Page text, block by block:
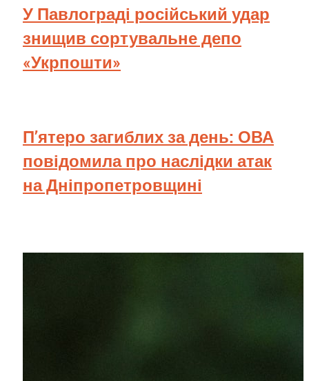
У Павлограді російський удар
знищив сортувальне депо
«Укрпошти»
П’ятеро загиблих за день: ОВА
повідомила про наслідки атак
на Дніпропетровщині